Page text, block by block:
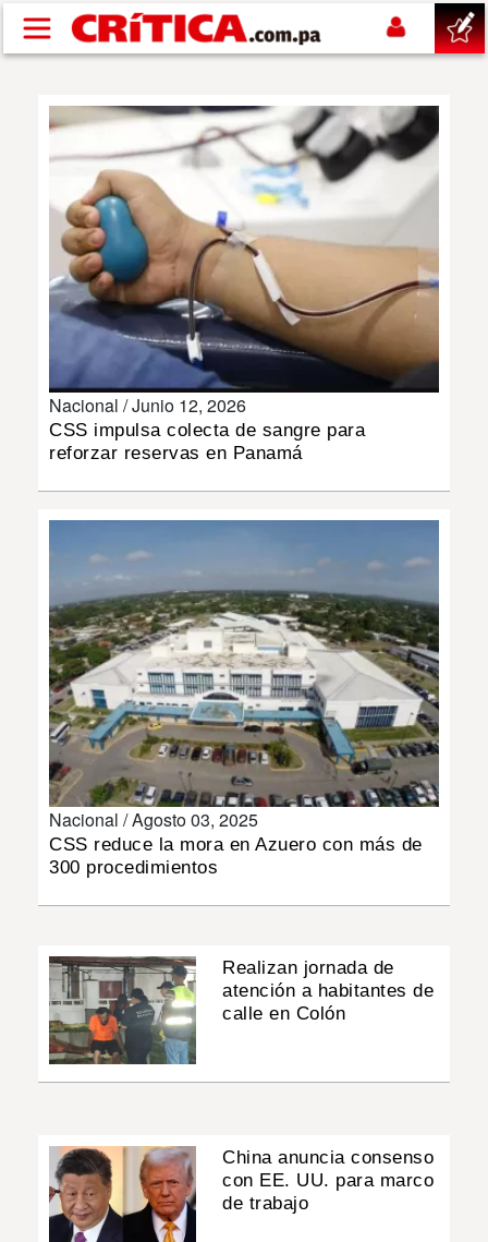
Pasar al contenido principal
SUCESOS
NACIONAL
POLÍTICA
DEPORTES
IMPRESO
Nacional /Junio 12, 2026
CSS impulsa colecta de sangre para
reforzar reservas en Panamá
Nacional /Agosto 03, 2025
CSS reduce la mora en Azuero con más de
300 procedimientos
Realizan jornada de
atención a habitantes de
calle en Colón
China anuncia consenso
con EE. UU. para marco
de trabajo